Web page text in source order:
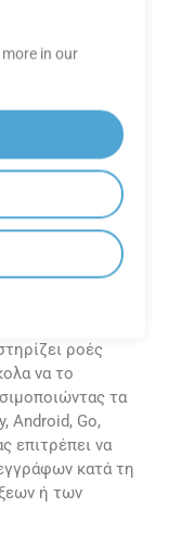
Free;
για τους
στην επίλυση
στη
ροές
να το
τα
Android, Go,
επιτρέπει να
κατά τη
ή των
in our